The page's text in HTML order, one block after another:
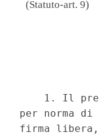
(Statuto-art. 9)
1. Il
per norma
firma